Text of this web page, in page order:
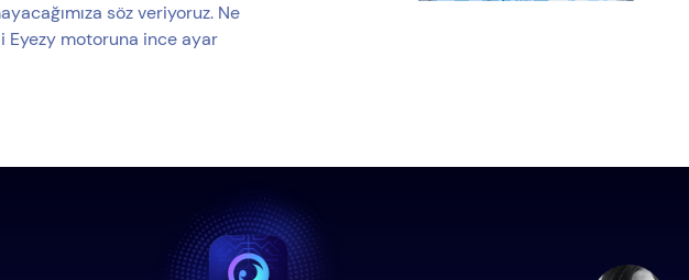
söz veriyoruz. Ne
Eyezy motoruna ince ayar